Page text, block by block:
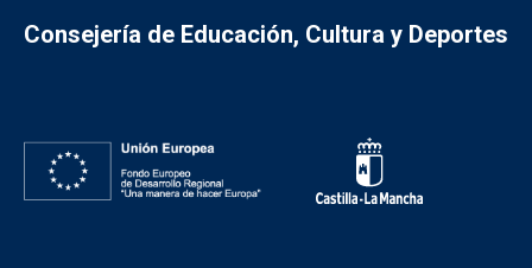
Consejería de Educación, Cultura y Deportes